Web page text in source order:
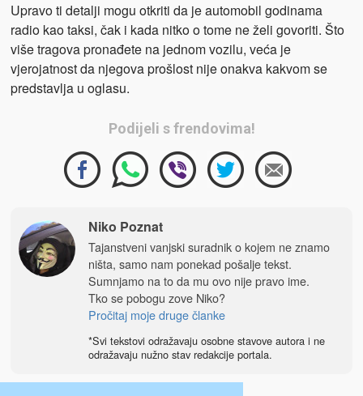
Upravo ti detalji mogu otkriti da je automobil godinama
radio kao taksi, čak i kada nitko o tome ne želi govoriti. Što
više tragova pronađete na jednom vozilu, veća je
vjerojatnost da njegova prošlost nije onakva kakvom se
predstavlja u oglasu.
Podijeli s frendovima!
Niko Poznat
Tajanstveni vanjski suradnik o kojem ne znamo
ništa, samo nam ponekad pošalje tekst.
Sumnjamo na to da mu ovo nije pravo ime.
Tko se pobogu zove Niko?
Pročitaj moje druge članke
*Svi tekstovi odražavaju osobne stavove autora i ne
odražavaju nužno stav redakcije portala.